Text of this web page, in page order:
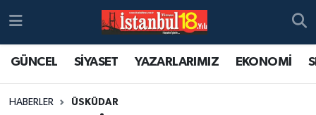
GÜNCEL SİYASET YAZARLARIMIZ EKONOMİ
HABERLER ÜSKÜDAR